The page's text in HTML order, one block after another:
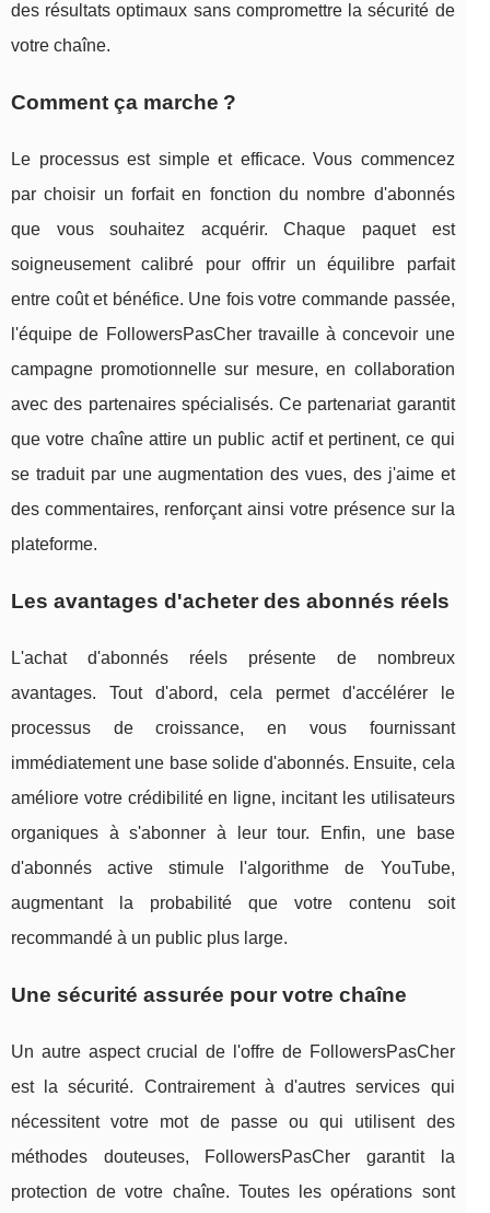
des résultats optimaux sans compromettre la sécurité de
votre chaîne.
Comment ça marche ?
Le processus est simple et efficace. Vous commencez
par choisir un forfait en fonction du nombre d'abonnés
que vous souhaitez acquérir. Chaque paquet est
soigneusement calibré pour offrir un équilibre parfait
entre coût et bénéfice. Une fois votre commande passée,
l'équipe de FollowersPasCher travaille à concevoir une
campagne promotionnelle sur mesure, en collaboration
avec des partenaires spécialisés. Ce partenariat garantit
que votre chaîne attire un public actif et pertinent, ce qui
se traduit par une augmentation des vues, des j'aime et
des commentaires, renforçant ainsi votre présence sur la
plateforme.
Les avantages d'acheter des abonnés réels
L'achat d'abonnés réels présente de nombreux
avantages. Tout d'abord, cela permet d'accélérer le
processus de croissance, en vous fournissant
immédiatement une base solide d'abonnés. Ensuite, cela
améliore votre crédibilité en ligne, incitant les utilisateurs
organiques à s'abonner à leur tour. Enfin, une base
d'abonnés active stimule l'algorithme de YouTube,
augmentant la probabilité que votre contenu soit
recommandé à un public plus large.
Une sécurité assurée pour votre chaîne
Un autre aspect crucial de l'offre de FollowersPasCher
est la sécurité. Contrairement à d'autres services qui
nécessitent votre mot de passe ou qui utilisent des
méthodes douteuses, FollowersPasCher garantit la
protection de votre chaîne. Toutes les opérations sont